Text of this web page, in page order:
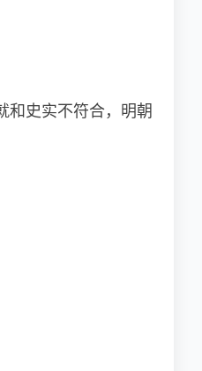
和史实不符合，明朝